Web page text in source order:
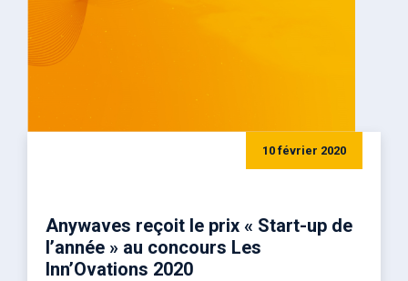
10 février 2020
Anywaves reçoit le prix « Start-up de
l’année » au concours Les
Inn’Ovations 2020